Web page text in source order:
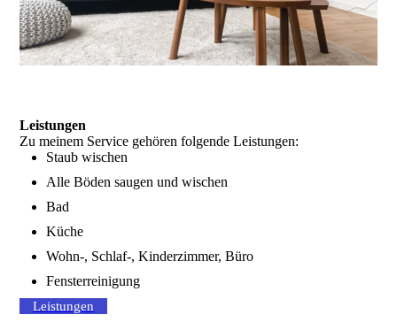
Leistungen
Zu meinem Service gehören folgende Leistungen:
Staub wischen
Alle Böden saugen und wischen
Bad
Küche
Wohn-, Schlaf-, Kinderzimmer, Büro
Fensterreinigung
Leistungen